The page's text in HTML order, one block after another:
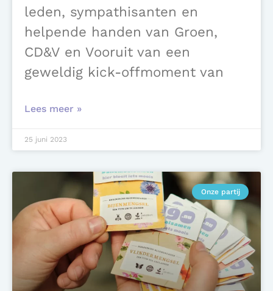
leden, sympathisanten en
helpende handen van Groen,
CD&V en Vooruit van een
geweldig kick-offmoment van
Lees meer »
25 juni 2023
Onze partij